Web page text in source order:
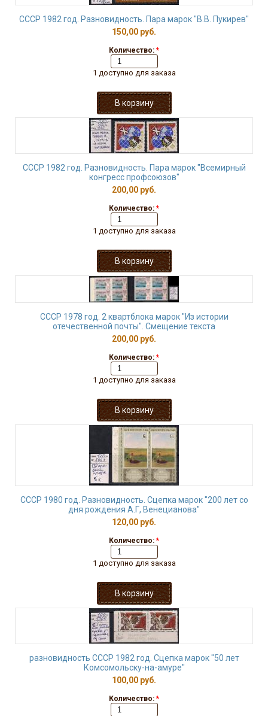
СССР 1982 год. Разновидность. Пара марок "В.В. Пукирев"
150,00 руб.
Количество: *
1 доступно для заказа
СССР 1982 год. Разновидность. Пара марок "Всемирный
конгресс профсоюзов"
200,00 руб.
Количество: *
1 доступно для заказа
СССР 1978 год. 2 квартблока марок "Из истории
отечественной почты". Смещение текста
200,00 руб.
Количество: *
1 доступно для заказа
СССР 1980 год. Разновидность. Сцепка марок "200 лет со
дня рождения А.Г, Венецианова"
120,00 руб.
Количество: *
1 доступно для заказа
разновидность СССР 1982 год. Сцепка марок "50 лет
Комсомольску-на-амуре"
100,00 руб.
Количество: *